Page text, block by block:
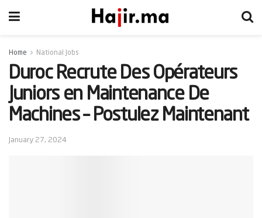
Home National Jobs
Duroc Recrute Des Opérateurs
Juniors en Maintenance De
Machines – Postulez Maintenant
January 27, 2024